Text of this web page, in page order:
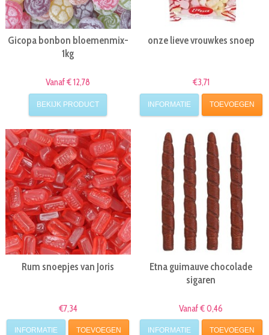
Gicopa bonbon bloemenmix-
1kg
Vanaf € 12,78
BEKIJK PRODUCT
onze lieve vrouwkes snoep
€3,71
INFORMATIE TOEVOEGEN
Rum snoepjes van Joris
€7,34
INFORMATIE TOEVOEGEN
Etna guimauve chocolade
sigaren
Vanaf € 0,46
INFORMATIE TOEVOEGEN